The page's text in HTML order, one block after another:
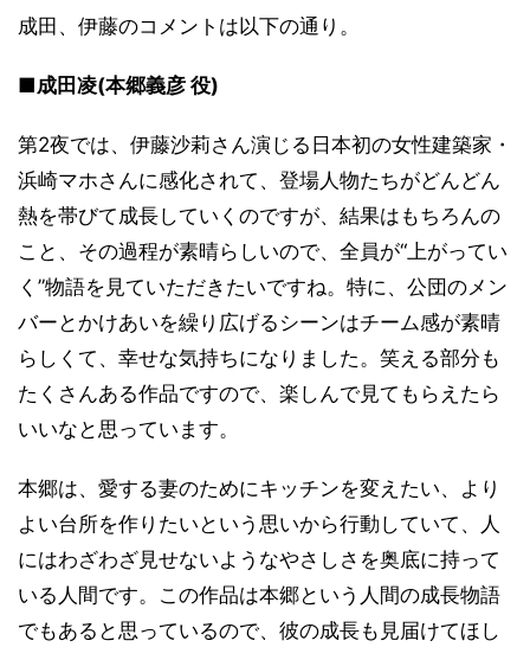
成田、伊藤のコメントは以下の通り。
■成田凌(本郷義彦 役)
第2夜では、伊藤沙莉さん演じる日本初の女性建築家・
浜崎マホさんに感化されて、登場人物たちがどんどん
熱を帯びて成長していくのですが、結果はもちろんの
こと、その過程が素晴らしいので、全員が“上がってい
く”物語を見ていただきたいですね。特に、公団のメン
バーとかけあいを繰り広げるシーンはチーム感が素晴
らしくて、幸せな気持ちになりました。笑える部分も
たくさんある作品ですので、楽しんで見てもらえたら
いいなと思っています。
本郷は、愛する妻のためにキッチンを変えたい、より
よい台所を作りたいという思いから行動していて、人
にはわざわざ見せないようなやさしさを奥底に持って
いる人間です。この作品は本郷という人間の成長物語
でもあると思っているので、彼の成長も見届けてほし